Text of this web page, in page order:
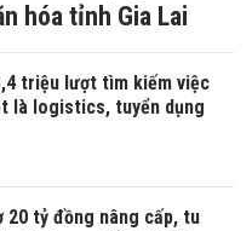
hóa tỉnh Gia Lai
triệu lượt tìm kiếm việc
là logistics, tuyển dụng
20 tỷ đồng nâng cấp, tu